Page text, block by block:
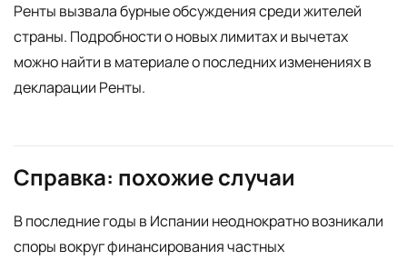
Ренты вызвала бурные обсуждения среди жителей
страны. Подробности о новых лимитах и вычетах
можно найти в материале о последних изменениях в
декларации Ренты.
Справка: похожие случаи
В последние годы в Испании неоднократно возникали
споры вокруг финансирования частных